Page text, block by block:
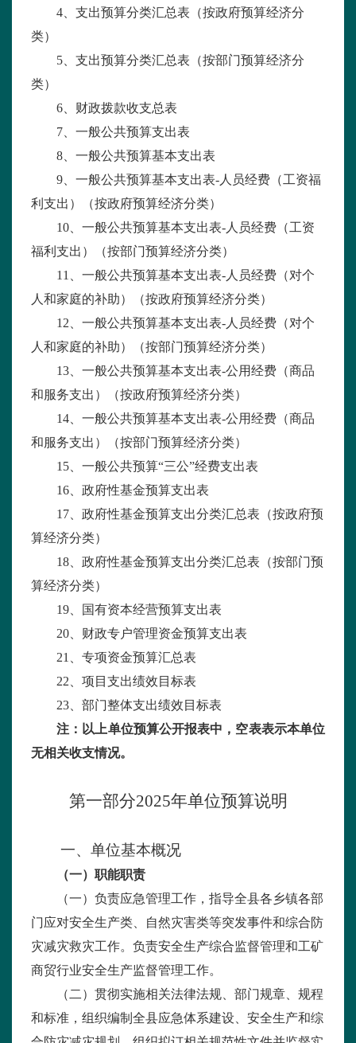
4 、支出预算分类汇总表（按政府预算经济分
类）
5 、支出预算分类汇总表（按部门预算经济分
类）
6 、财政拨款收支总表
7 、一般公共预算支出表
8 、一般公共预算基本支出表
9 、一般公共预算基本支出表- 人员经费（工资福
利支出）（按政府预算经济分类）
10 、一般公共预算基本支出表- 人员经费（工资
福利支出）（按部门预算经济分类）
11
、一般公共预算基本支出表- 人员经费（对个
人和家庭的补助）（按政府预算经济分类）
12 、一般公共预算基本支出表- 人员经费（对个
人和家庭的补助）（按部门预算经济分类）
13 、一般公共预算基本支出表-公用经费（商品
和服务支出）（按政府预算经济分类）
14 、一般公共预算基本支出表-公用经费（商品
和服务支出）（按部门预算经济分类）
15 、一般公共预算“三公”经费支出表
16 、政府性基金预算支出表
17 、政府性基金预算支出分类汇总表（按政府预
算经济分类）
18 、政府性基金预算支出分类汇总表（按部门预
算经济分类）
19 、国有资本经营预算支出表
20 、财政专户管理资金预算支出表
21
、专项资金预算汇总表
22 、项目支出绩效目标表
23 、部门整体支出绩效目标表
注：以上单位预算公开报表中，空表表示本单位
无相关收支情况。
第一部分2025年单位预算说明
一、单位基本概况
（一）职能职责
（一）负责应急管理工作，指导全县各乡镇各部
门应对安全生产类、自然灾害类等突发事件和综合防
灾减灾救灾工作。负责安全生产综合监督管理和工矿
商贸行业安全生产监督管理工作。
（二）贯彻实施相关法律法规、部门规章、规程
和标准，组织编制全县应急体系建设、安全生产和综